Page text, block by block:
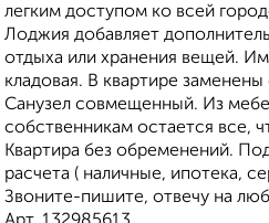
легким доступом ко всей
Лоджия добавляет
отдыха или хранения вещей.
кладовая. В квартире
Санузел совмещенный. Из
собственникам остается все,
Квартира без обременений.
расчета ( наличные, ипотека,
Звоните-пишите, отвечу на